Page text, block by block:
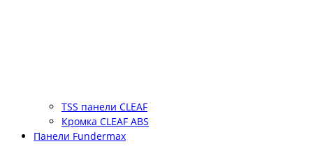
TSS панели CLEAF
Кромка CLEAF ABS
Панели Fundermax